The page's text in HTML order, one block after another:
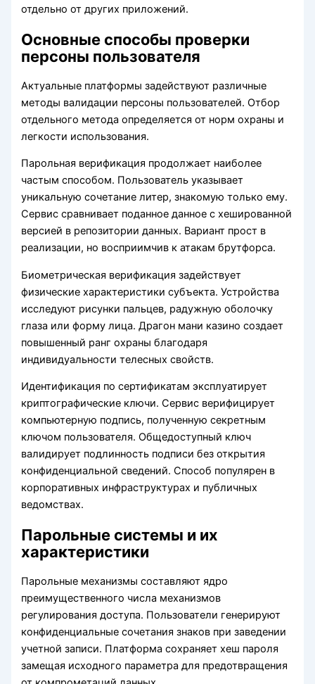
отдельно от других приложений.
Основные способы проверки
персоны пользователя
Актуальные платформы задействуют различные
методы валидации персоны пользователей. Отбор
отдельного метода определяется от норм охраны и
легкости использования.
Парольная верификация продолжает наиболее
частым способом. Пользователь указывает
уникальную сочетание литер, знакомую только ему.
Сервис сравнивает поданное данное с хешированной
версией в репозитории данных. Вариант прост в
реализации, но восприимчив к атакам брутфорса.
Биометрическая верификация задействует
физические характеристики субъекта. Устройства
исследуют рисунки пальцев, радужную оболочку
глаза или форму лица. Драгон мани казино создает
повышенный ранг охраны благодаря
индивидуальности телесных свойств.
Идентификация по сертификатам эксплуатирует
криптографические ключи. Сервис верифицирует
компьютерную подпись, полученную секретным
ключом пользователя. Общедоступный ключ
валидирует подлинность подписи без открытия
конфиденциальной сведений. Способ популярен в
корпоративных инфраструктурах и публичных
ведомствах.
Парольные системы и их
характеристики
Парольные механизмы составляют ядро
преимущественного числа механизмов
регулирования доступа. Пользователи генерируют
конфиденциальные сочетания знаков при заведении
учетной записи. Платформа сохраняет хеш пароля
замещая исходного параметра для предотвращения